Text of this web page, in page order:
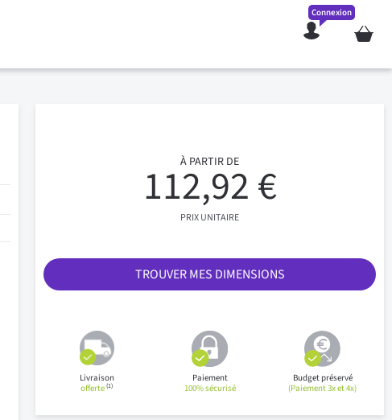
Mon
Connexion
À PARTIR DE
112,92 €
PRIX UNITAIRE
TROUVER MES DIMENSIONS
Livraison
offerte(1)
Paiement
100% sécurisé
Budget préservé
(Paiement 3x et 4x)